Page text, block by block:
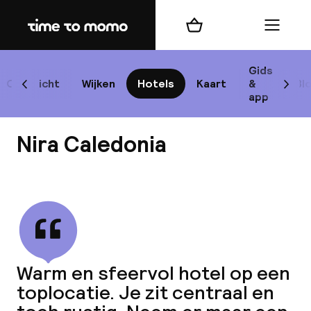
Home
Overzicht Wijken Hotels Kaart
Gids
&
app
Scroll naar links
Winkelmand Menu
Nira Caledonia
Warm en sfeervol hotel op een
toplocatie. Je zit centraal en